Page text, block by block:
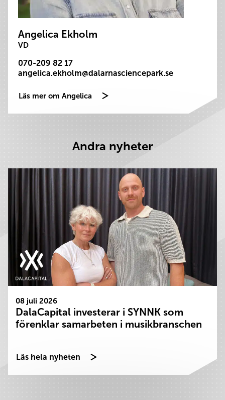
Angelica Ekholm
VD
070-209 82 17
angelica.ekholm@dalarnasciencepark.se
Läs mer om Angelica
Andra nyheter
08 juli 2026
DalaCapital investerar i SYNNK som
förenklar samarbeten i musikbranschen
Läs hela nyheten